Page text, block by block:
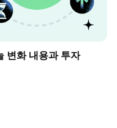
변화 내용과 투자